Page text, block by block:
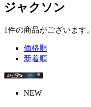
ジャクソン
1件の商品がございます。
価格順
新着順
NEW